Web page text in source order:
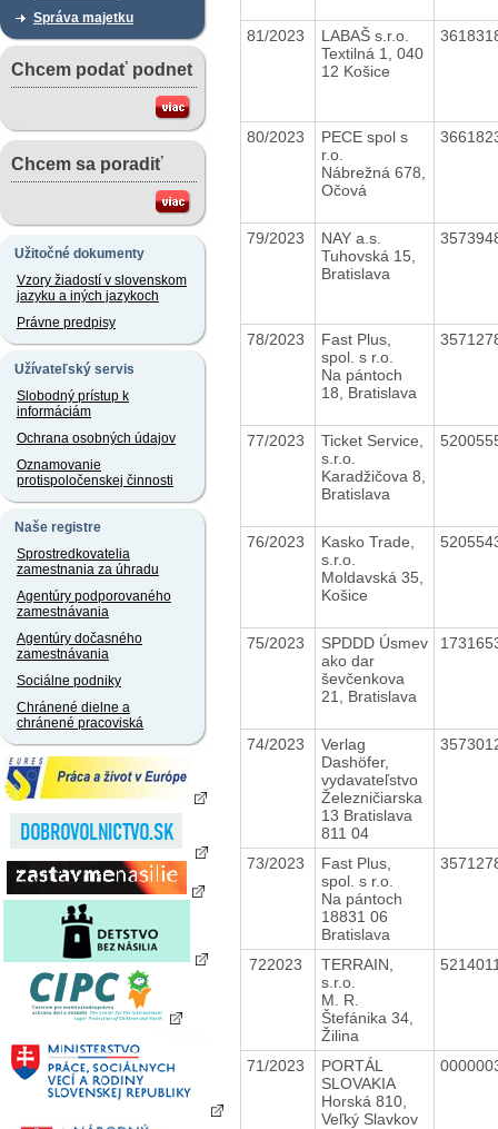
Správa majetku
Chcem podať podnet
Chcem sa poradiť
Užitočné dokumenty
Vzory žiadostí v slovenskom
jazyku a iných jazykoch
Právne predpisy
Užívateľský servis
Slobodný prístup k
informáciám
Ochrana osobných údajov
Oznamovanie
protispoločenskej činnosti
Naše registre
Sprostredkovatelia
zamestnania za úhradu
Agentúry podporovaného
zamestnávania
Agentúry dočasného
zamestnávania
Sociálne podniky
Chránené dielne a
chránené pracoviská
81/2023
LABAŠ s.r.o.
Textilná 1, 040
12 Košice
80/2023
PECE spol s
r.o.
Nábrežná 678,
Očová
79/2023
NAY a.s.
Tuhovská 15,
Bratislava
78/2023
Fast Plus,
spol. s r.o.
Na pántoch
18, Bratislava
77/2023
Ticket Service,
s.r.o.
Karadžičova 8,
Bratislava
76/2023
Kasko Trade,
s.r.o.
Moldavská 35,
Košice
75/2023
SPDDD Úsmev
ako dar
ševčenkova
21, Bratislava
74/2023
Verlag
Dashöfer,
vydavateľstvo
Železničiarska
13 Bratislava
811 04
73/2023
Fast Plus,
spol. s r.o.
Na pántoch
18831 06
Bratislava
722023
TERRAIN,
s.r.o.
M. R.
Štefánika 34,
Žilina
71/2023
PORTÁL
SLOVAKIA
Horská 810,
Veľký Slavkov